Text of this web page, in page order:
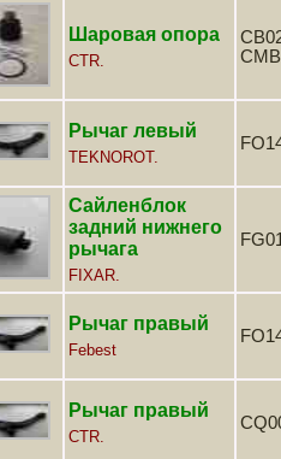
Шаровая опора
CTR.
Рычаг левый
TEKNOROT.
Сайленблок
задний нижнего
рычага
FIXAR.
Рычаг правый
Febest
Рычаг правый
CTR.